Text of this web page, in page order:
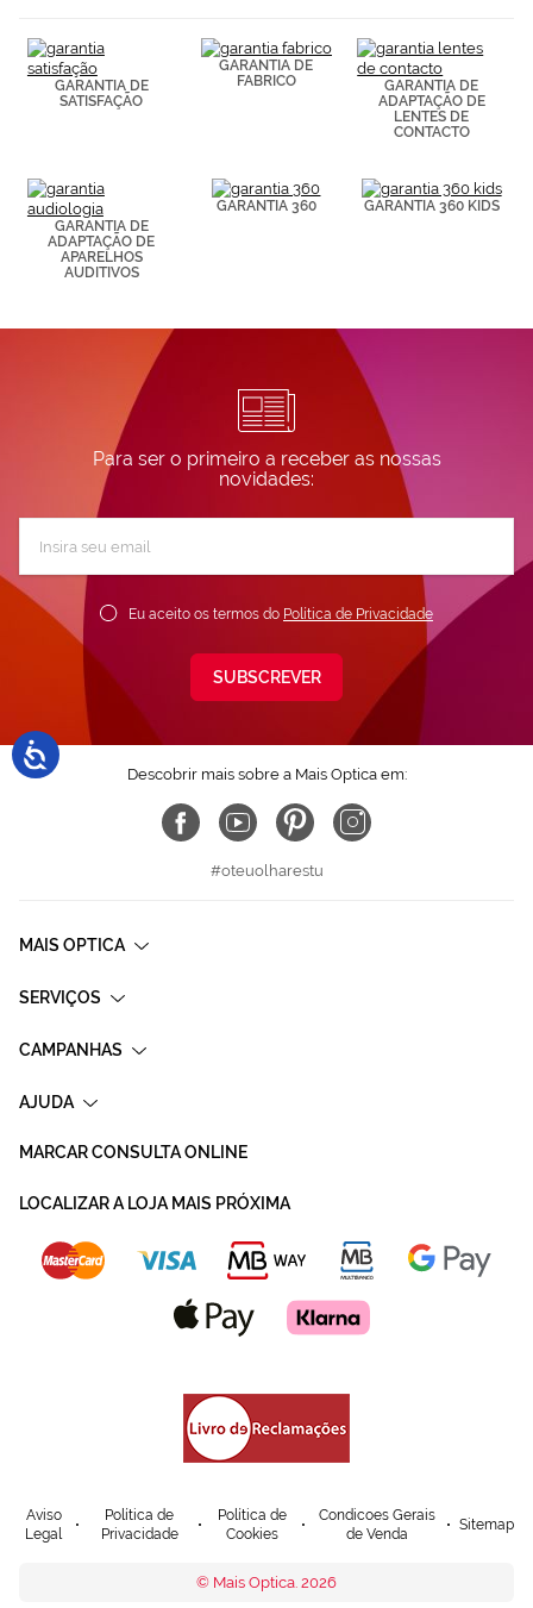
de páginas
visitadas).
Puedes
consultar más
Cookies.
GARANTIA DE
SATISFAÇÃO
GARANTIA DE
FABRICO
GARANTIA DE
ADAPTAÇÃO DE
LENTES DE
CONTACTO
GARANTIA DE
ADAPTAÇÃO DE
APARELHOS
AUDITIVOS
GARANTIA 360 GARANTIA 360 KIDS
Para ser o primeiro a receber as nossas
novidades:
Newsletter:
Eu aceito os termos do Política de Privacidade
SUBSCREVER
Descobrir mais sobre a Mais Optica em:
#oteuolharestu
MAIS OPTICA
SERVIÇOS
CAMPANHAS
AJUDA
MARCAR CONSULTA ONLINE
LOCALIZAR A LOJA MAIS PRÓXIMA
Aviso
Legal
Política de
Privacidade
Política de
Cookies
Condicoes Gerais
de Venda
Sitemap
© Mais Optica. 2026